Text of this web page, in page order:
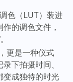
色（LUT）装进
的调色文件，
更是一种仪式
下拍摄时间、
变成独特的时光